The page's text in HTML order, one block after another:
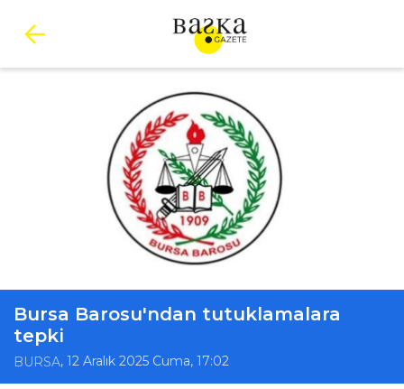
Bursa Barosu'ndan tutuklamalara
tepki
BURSA, 12 Aralık 2025 Cuma, 17:02